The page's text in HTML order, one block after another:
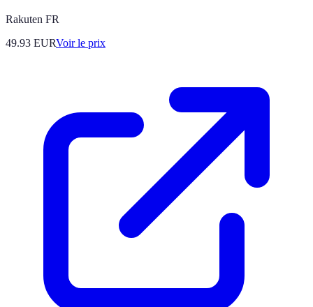
Rakuten FR
49.93 EURVoir le prix